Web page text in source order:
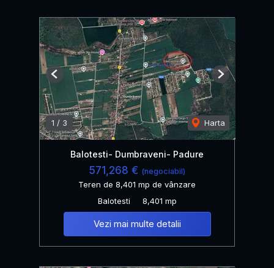
1 / 3 Harta
Previous Next
Balotesti- Dumbraveni- Padure
571,268 € (negociabil)
Teren de 8,401 mp de vânzare
Balotesti
8,401 mp
Vezi mai multe detalii